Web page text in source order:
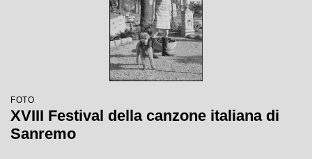
FOTO
XVIII Festival della canzone italiana di
Sanremo